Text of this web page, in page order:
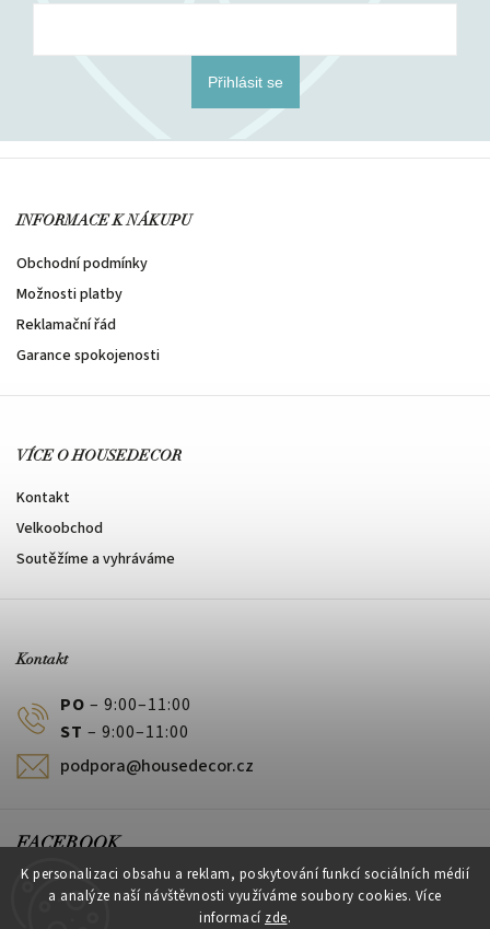
K personalizaci obsahu a reklam, poskytování funkcí sociálních médií
a analýze naší návštěvnosti využíváme soubory cookies. Více
informací zde.
Přihlásit se
INFORMACE K NÁKUPU
Obchodní podmínky
Možnosti platby
Reklamační řád
Garance spokojenosti
VÍCE O HOUSEDECOR
Kontakt
Velkoobchod
Soutěžíme a vyhráváme
Kontakt
PO – 9:00–11:00
ST – 9:00–11:00
podpora@housedecor.cz
FACEBOOK